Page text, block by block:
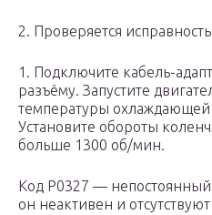
2. Проверяется
1. Подключите кабель-
разъёму. Запустите
температуры охлаждающей
Установите обороты
больше 1300 об/мин.
Код P0327 —
он неактивен и